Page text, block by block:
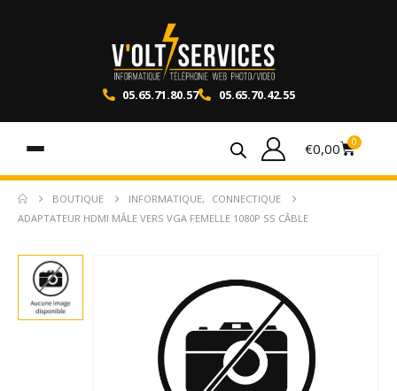
05.65.71.80.57 05.65.70.42.55
€0,00 0
BOUTIQUE INFORMATIQUE,
CONNECTIQUE
ADAPTATEUR HDMI MÂLE VERS VGA FEMELLE 1080P SS CÂBLE